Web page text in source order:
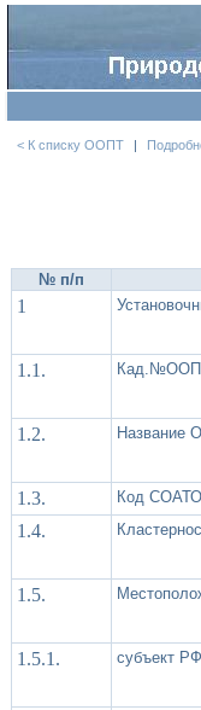
< К списку ООПТ |
№ п/п
1
1.1.
1.2. Название
1.3. Код
1.4.
1.5.
1.5.1. субъект РФ